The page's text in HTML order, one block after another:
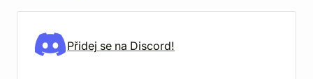
Přidej se na Discord!